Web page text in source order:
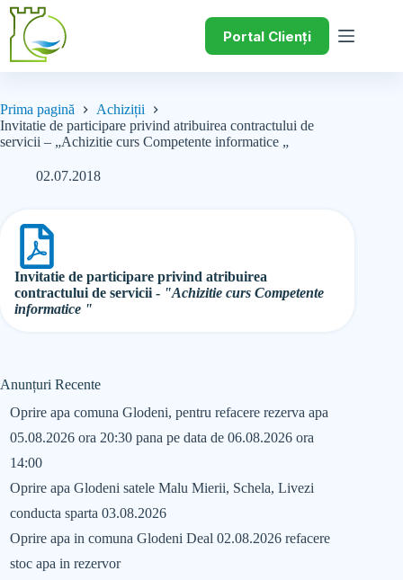
Portal Clienți
Prima pagină
Achiziții
Invitatie de participare privind atribuirea contractului de
servicii – „Achizitie curs Competente informatice „
02.07.2018
Invitatie de participare privind atribuirea
contractului de servicii - "Achizitie curs Competente
informatice "
Anunțuri Recente
Oprire apa comuna Glodeni, pentru refacere rezerva apa
05.08.2026 ora 20:30 pana pe data de 06.08.2026 ora
14:00
Oprire apa Glodeni satele Malu Mierii, Schela, Livezi
conducta sparta 03.08.2026
Oprire apa in comuna Glodeni Deal 02.08.2026 refacere
stoc apa in rezervor